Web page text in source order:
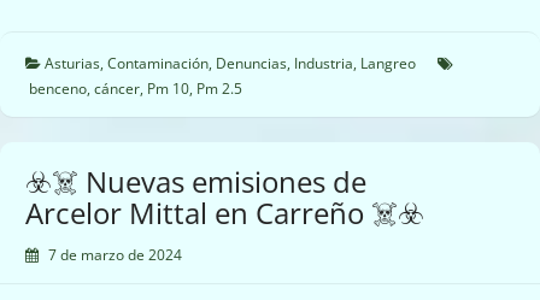
polígono
de
Riaño
☠️☣️
Asturias, Contaminación, Denuncias, Industria, Langreo
benceno, cáncer, Pm 10, Pm 2.5
☣️☠️ Nuevas emisiones de
Arcelor Mittal en Carreño ☠️☣️
7 de marzo de 2024